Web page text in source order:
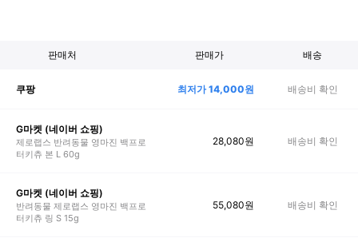
판매처 판매가 배송
쿠팡 최저가14,000원 배송비 확인
G마켓 (네이버 쇼핑)
제로랩스 반려동물 영마진 백프로
터키츄 본 L 60g
28,080원 배송비 확인
G마켓 (네이버 쇼핑)
반려동물 제로랩스 영마진 백프로
터키츄 링 S 15g
55,080원 배송비 확인